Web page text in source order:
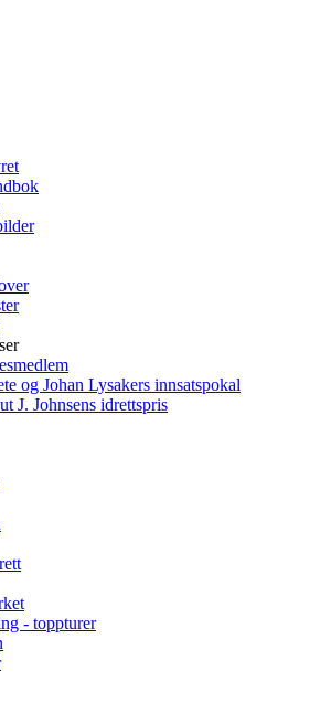
og Johan Lysakers innsatspokal
J. Johnsens idrettspris
- toppturer